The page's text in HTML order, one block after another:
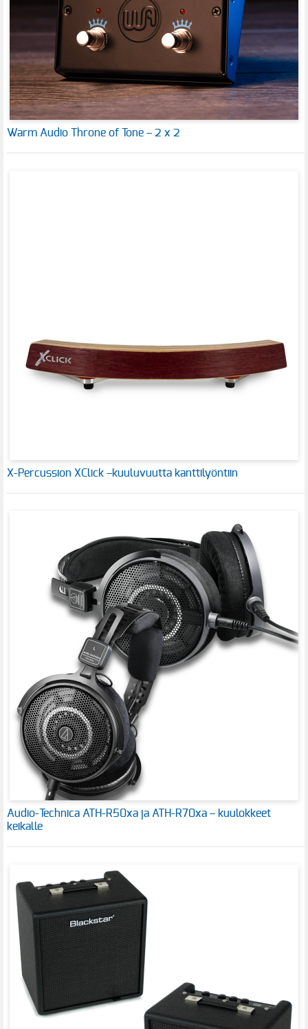
Warm Audio Throne of Tone – 2 x 2
X-Percussion XClick –kuuluvuutta kanttilyöntiin
Audio-Technica ATH-R50xa ja ATH-R70xa – kuulokkeet
keikalle